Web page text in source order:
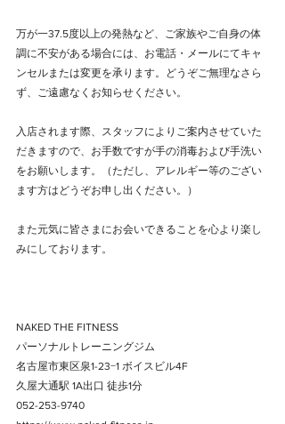
万が一37.5度以上の発熱など、ご家族やご自身の体
調に不安がある場合には、お電話・メールにてキャ
ンセルまたは変更を承ります。どうぞご無理なさら
ず、ご遠慮なくお知らせください。﻿
入店されます際、スタッフによりご案内させていた
だきますので、お手数ですが手の消毒および手洗い
をお願いします。（ただし、アレルギー等のござい
ます方はどうぞお申し出ください。）﻿
また元気に皆さまにお会いできることを心より楽し
みにしております。﻿
NAKED THE FITNESS﻿
パーソナルトレーニングジム﻿
名古屋市東区泉1-23−1 ボイスビル4F﻿
久屋大通駅 1A出口 徒歩1分﻿
052-253-9740﻿